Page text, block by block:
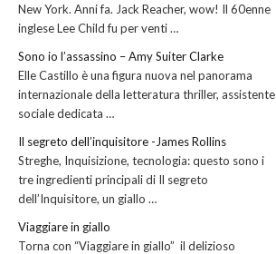
New York. Anni fa. Jack Reacher, wow! Il 60enne
inglese Lee Child fu per venti …
Sono io l’assassino – Amy Suiter Clarke
Elle Castillo è una figura nuova nel panorama
internazionale della letteratura thriller, assistente
sociale dedicata …
Il segreto dell’inquisitore -James Rollins
Streghe, Inquisizione, tecnologia: questo sono i
tre ingredienti principali di Il segreto
dell’Inquisitore, un giallo …
Viaggiare in giallo
Torna con “Viaggiare in giallo” il delizioso